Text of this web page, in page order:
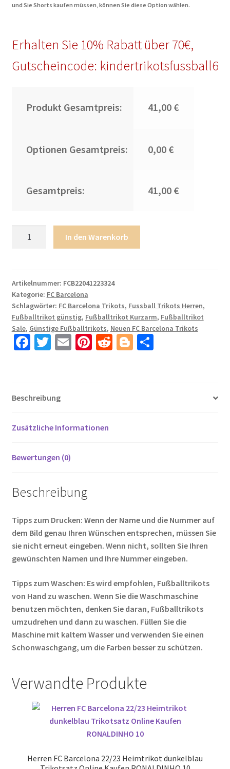
und Sie Shorts kaufen müssen, können Sie diese Option wählen.
Erhalten Sie 10% Rabatt über 70€,
Gutscheincode: kindertrikotsfussball6
Produkt Gesamtpreis: 41,00 €
Optionen Gesamtpreis: 0,00 €
Gesamtpreis: 41,00 €
2022/23
Schwarz
Gold
Trikotsatz
mit
Aufdruck
In den Warenkorb
Artikelnummer: FCB22041223324
Kategorie: FC Barcelona
Schlagwörter: FC Barcelona Trikots, Fussball Trikots Herren,
Fußballtrikot günstig, Fußballtrikot Kurzarm, Fußballtrikot
Sale, Günstige Fußballtrikots, Neuen FC Barcelona Trikots
Fa
o
k
T
er
E Pi R Bl T
Beschreibung
Zusätzliche Informationen
Bewertungen (0)
Beschreibung
Tipps zum Drucken: Wenn der Name und die Nummer auf
dem Bild genau Ihren Wünschen entsprechen, müssen Sie
sie nicht erneut eingeben. Wenn nicht, sollten Sie Ihren
gewünschten Namen und Ihre Nummer eingeben.
Tipps zum Waschen: Es wird empfohlen, Fußballtrikots
von Hand zu waschen. Wenn Sie die Waschmaschine
benutzen möchten, denken Sie daran, Fußballtrikots
umzudrehen und dann zu waschen. Füllen Sie die
Maschine mit kaltem Wasser und verwenden Sie einen
Schonwaschgang, um die Farben besser zu schützen.
Verwandte Produkte
Herren FC Barcelona 22/23 Heimtrikot dunkelblau